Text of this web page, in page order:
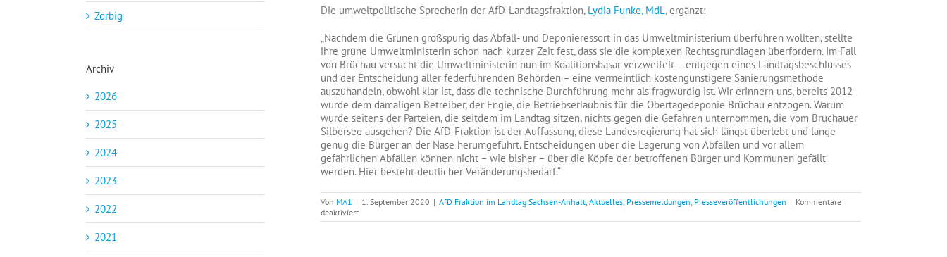
Die umweltpolitische Sprecherin der AfD-Landtagsfraktion, Lydia Funke, MdL , ergänzt:
„Nachdem die Grünen großspurig das Abfall- und Deponieressort in das Umweltministerium überführen wollten, stellte
ihre grüne Umweltministerin schon nach kurzer Zeit fest, dass sie die komplexen Rechtsgrundlagen überfordern. Im Fall
von Brüchau versucht die Umweltministerin nun im Koalitionsbasar verzweifelt – entgegen eines Landtagsbeschlusses
und der Entscheidung aller federführenden Behörden – eine vermeintlich kostengünstigere Sanierungsmethode
auszuhandeln, obwohl klar ist, dass die technische Durchführung mehr als fragwürdig ist. Wir erinnern uns, bereits 2012
wurde dem damaligen Betreiber, der Engie, die Betriebserlaubnis für die Obertagedeponie Brüchau entzogen. Warum
wurde seitens der Parteien, die seitdem im Landtag sitzen, nichts gegen die Gefahren unternommen, die vom Brüchauer
Silbersee ausgehen? Die AfD-Fraktion ist der Auffassung, diese Landesregierung hat sich längst überlebt und lange
genug die Bürger an der Nase herumgeführt. Entscheidungen über die Lagerung von Abfällen und vor allem
gefährlichen Abfällen können nicht – wie bisher – über die Köpfe der betroffenen Bürger und Kommunen gefällt
werden. Hier besteht deutlicher Veränderungsbedarf.“
Von MA1 | 1. September 2020 | AfD Fraktion im Landtag Sachsen-Anhalt Aktuelles Pressemeldungen Presseveröffentlichungen | Kommentare
deaktiviertfür
CDU
Zörbig
Archiv
2026
2025
2024
2023
2022
2021